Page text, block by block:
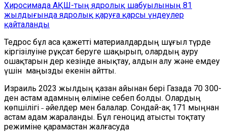
Хиросимада АҚШ-тың ядролық шабуылының 81
жылдығында ядролық қаруға қарсы үндеулер
қайталанды
Тедрос бұл аса қажетті материалдардың шұғыл түрде
кіргізілуіне рұқсат беруге шақырып, олардың ауру
ошақтарын дер кезінде анықтау, алдын алу және емдеу
үшін маңызды екенін айтты.
Израиль 2023 жылдың қазан айынан бері Газада 70 300-
ден астам адамның өліміне себеп болды. Олардың
көпшілігі ˗әйелдер мен балалар. Сондай-ақ 171 мыңнан
астам адам жараланды. Бұл геноцид атысты тоқтату
режиміне қарамастан жалғасуда